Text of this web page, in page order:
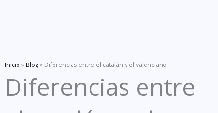
Inicio »Blog» Diferencias entre el catalán y el valenciano
Diferencias entre